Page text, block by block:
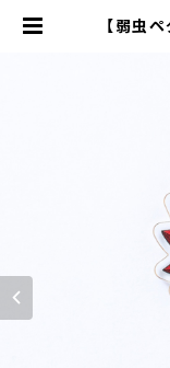
【弱虫